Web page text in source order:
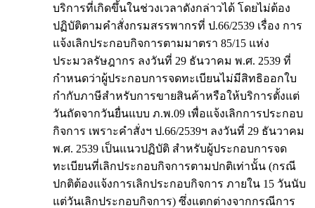
บริการที่เกิดขึ้นในช่วงเวลาดังกล่าวได้ โดยไม่ต้อง
ปฏิบัติตามคำสั่งกรมสรรพากรที่ ป.66/2539 เรื่อง การ
แจ้งเลิกประกอบกิจการตามมาตรา 85/15 แห่ง
ประมวลรัษฎากร ลงวันที่ 29 ธันวาคม พ.ศ. 2539 ที่
กำหนดว่าผู้ประกอบการจดทะเบียนไม่มีสิทธิออกใบ
กำกับภาษีสำหรับการขายสินค้าหรือให้บริการตั้งแต่
วันถัดจากวันยื่นแบบ ภ.พ.09 เพื่อแจ้งเลิกการประกอบ
กิจการ เพราะคำสั่งฯ ป.66/2539ฯ ลงวันที่ 29 ธันวาคม
พ.ศ. 2539 เป็นแนวปฏิบัติ สำหรับผู้ประกอบการจด
ทะเบียนที่เลิกประกอบกิจการตามปกติเท่านั้น (กรณี
ปกติต้องแจ้งการเลิกประกอบกิจการ ภายใน 15 วันนับ
แต่วันเลิกประกอบกิจการ) ซึ่งแตกต่างจากกรณีการ